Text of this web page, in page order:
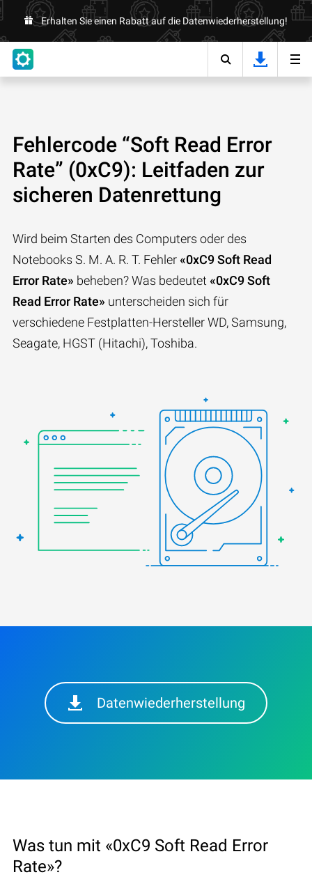
Erhalten Sie einen Rabatt auf die Datenwiederherstellung!
Fehlercode “Soft Read Error
Rate” (0xC9): Leitfaden zur
sicheren Datenrettung
Wird beim Starten des Computers oder des
Notebooks S. M. A. R. T. Fehler«0xC9 Soft Read
Error Rate» beheben? Was bedeutet «0xC9 Soft
Read Error Rate» unterscheiden sich für
verschiedene Festplatten-Hersteller WD, Samsung,
Seagate, HGST (Hitachi), Toshiba.
Datenwiederherstellung
Was tun mit «0xC9 Soft Read Error
Rate»?